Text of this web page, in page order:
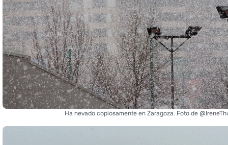
Ha nevado copiosamente en Zaragoza. Foto de